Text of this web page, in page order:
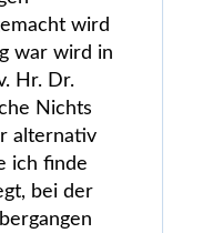
wird
war wird in
Hr. Dr.
Nichts
alternativ
ich finde
bei der